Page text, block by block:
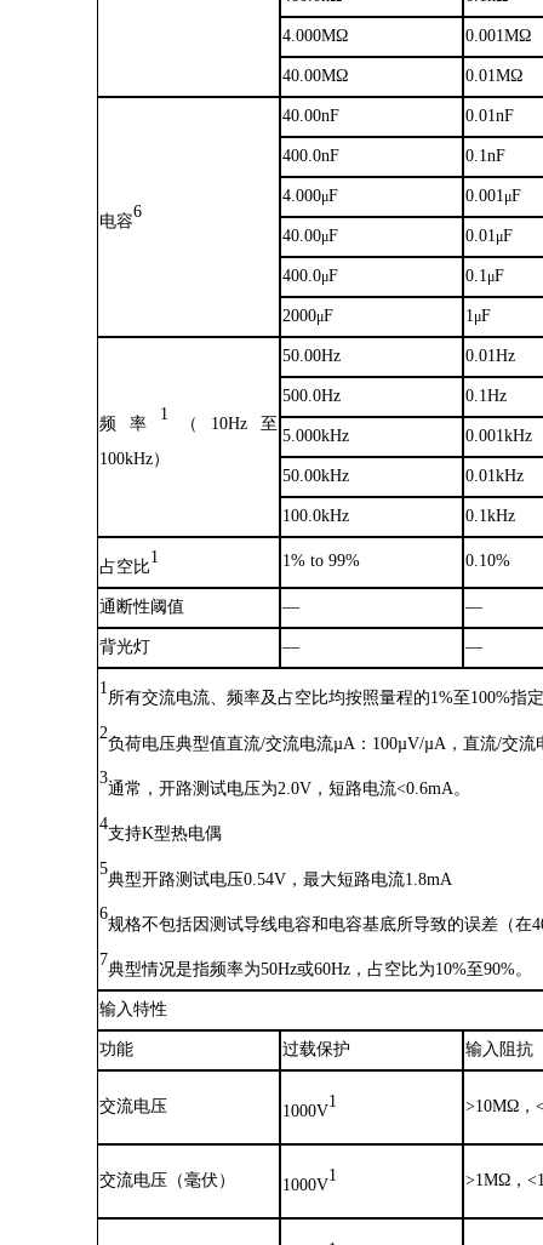
4.000MΩ 0.001MΩ
40.00MΩ 0.01MΩ
电容
6
40.00nF 0.01nF
400.0nF 0.1nF
4.000μF 0.001μF
40.00μF 0.01μF
400.0μF 0.1μF
2000μF 1μF
频率
1
（ 10Hz至
100kHz）
50.00Hz 0.01Hz
500.0Hz 0.1Hz
5.000kHz 0.001kHz
50.00kHz 0.01kHz
100.0kHz 0.1kHz
占空比
1 1% to 99% 0.10%
通断性阈值 — —
背光灯 — —
1
所有交流电流、频率及占空比均按照量程的1%至100%指
2
负荷电压典型值直流/交流电流µA ： 100µV/µA ，直流/交流
3
通常，开路测试电压为2.0V，短路电流<0.6mA。
4
支持K型热电偶
5
典型开路测试电压0.54V ，最大短路电流1.8mA
6
规格不包括因测试导线电容和电容基底所导致的误差（在
7
典型情况是指频率为50Hz或60Hz，占空比为10%至90%。
输入特性
功能 过载保护 输入阻抗
交流电压 1000V
1 >10MΩ ，
交流电压（毫伏） 1000V
1 >1MΩ ，